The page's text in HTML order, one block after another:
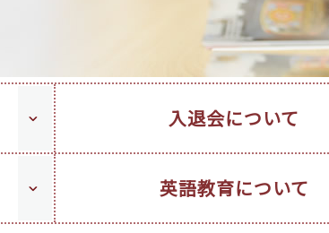
入退会について
英語教育について